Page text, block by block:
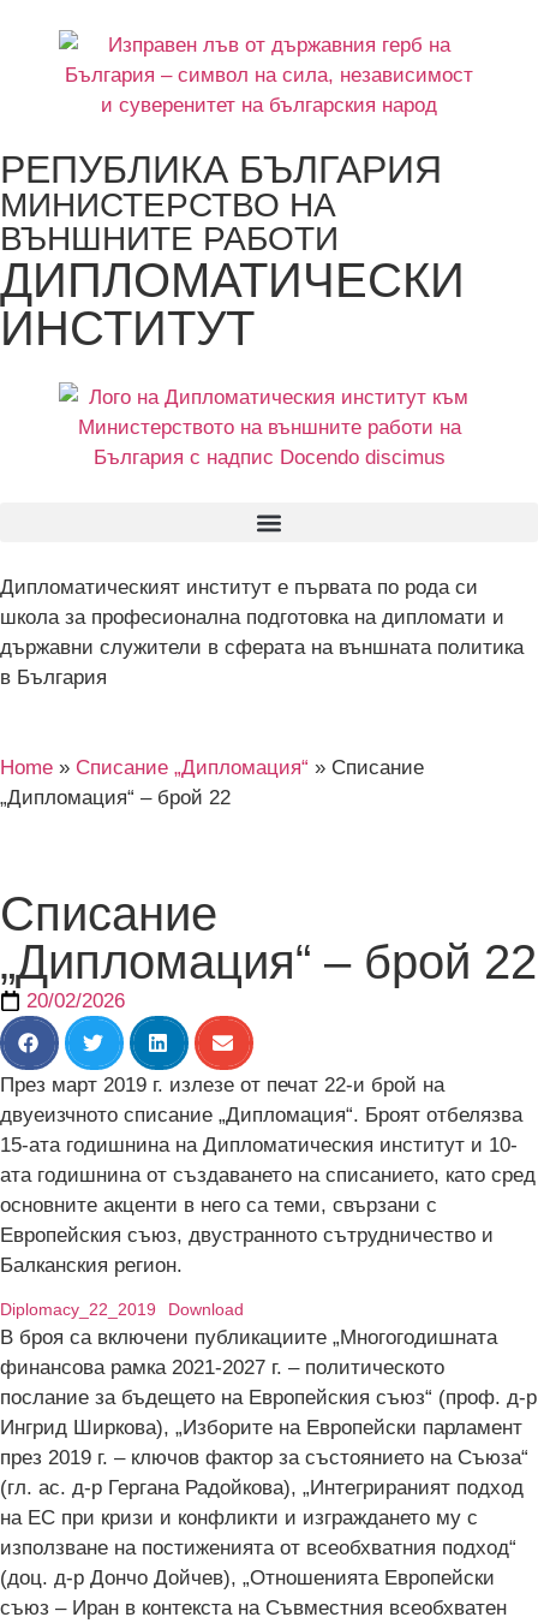
РЕПУБЛИКА БЪЛГАРИЯ
МИНИСТЕРСТВО НА
ВЪНШНИТЕ РАБОТИ
ДИПЛОМАТИЧЕСКИ
ИНСТИТУТ
Дипломатическият институт е първата по рода си
школа за професионална подготовка на дипломати и
държавни служители в сферата на външната политика
в България
Home » Списание „Дипломация“ » Списание
„Дипломация“ – брой 22
Списание
„Дипломация“ – брой 22
20/02/2026
През март 2019 г. излезе от печат 22-и брой на
двуеизчното списание „Дипломация“. Броят отбелязва
15-ата годишнина на Дипломатическия институт и 10-
ата годишнина от създаването на списанието, като сред
основните акценти в него са теми, свързани с
Европейския съюз, двустранното сътрудничество и
Балканския регион.
Diplomacy_22_2019 Download
В броя са включени публикациите „Многогодишната
финансова рамка 2021-2027 г. – политическото
послание за бъдещето на Европейския съюз“ (проф. д-р
Ингрид Ширкова), „Изборите на Европейски парламент
през 2019 г. – ключов фактор за състоянието на Съюза“
(гл. ас. д-р Гергана Радойкова), „Интегрираният подход
на ЕС при кризи и конфликти и изграждането му с
използване на постиженията от всеобхватния подход“
(доц. д-р Дончо Дойчев), „Отношенията Европейски
съюз – Иран в контекста на Съвместния всеобхватен